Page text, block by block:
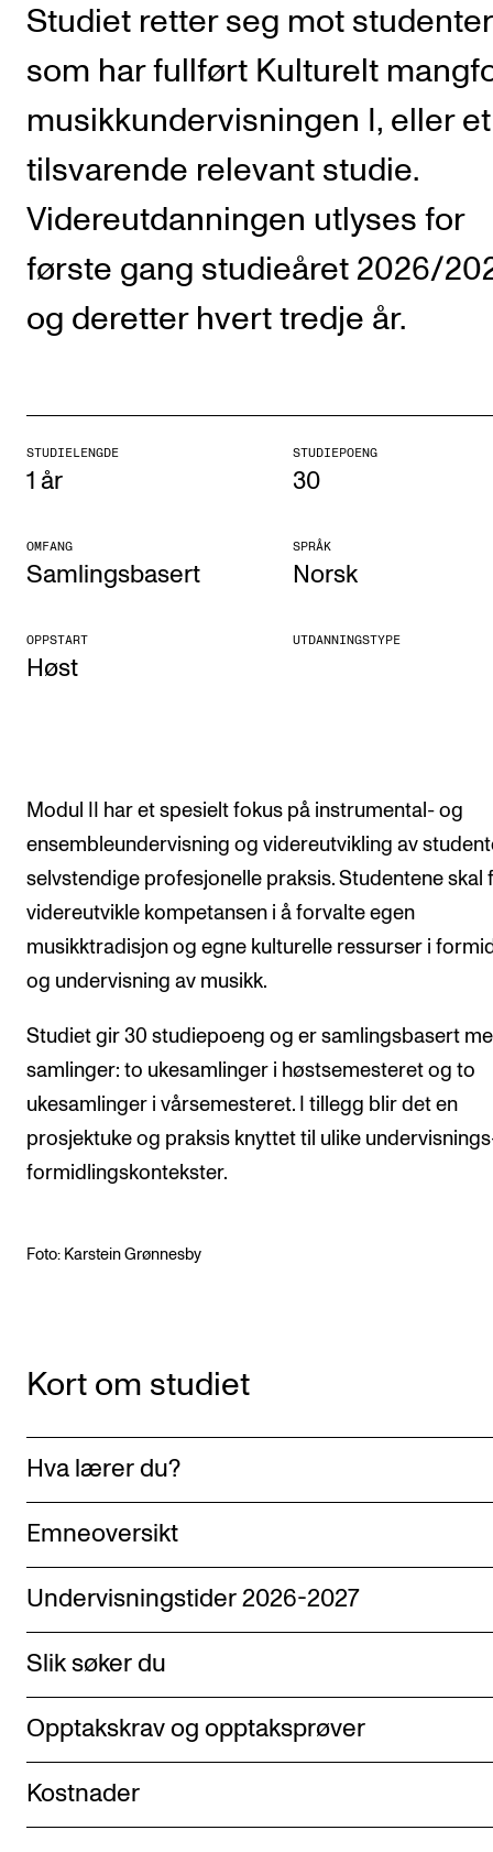
Publikasjoner
INTERNASJONALT
Utveksling
Internasjonal strategi
Samarbeidsprosjekter
Ledige stillinger
INFO
Kontakt oss
Finn ansatte
Studiet retter seg mot studenter
som har fullført Kulturelt
musikkundervisningen I, eller et
tilsvarende relevant studie.
Videreutdanningen utlyses for
første gang studieåret 2026/
og deretter hvert tredje år.
STUDIELENGDE
1 år
STUDIEPOENG
30
OMFANG
Samlingsbasert
SPRÅK
Norsk
OPPSTART
Høst
UTDANNINGSTYPE
Modul II har et spesielt fokus på instrumental- og
ensembleundervisning og videreutvikling av
selvstendige profesjonelle praksis. Studentene skal
videreutvikle kompetansen i å forvalte egen
musikktradisjon og egne kulturelle ressurser i
og undervisning av musikk.
Studiet gir 30 studiepoeng og er samlingsbasert
samlinger: to ukesamlinger i høstsemesteret og to
ukesamlinger i vårsemesteret. I tillegg blir det en
prosjektuke og praksis knyttet til ulike
formidlingskontekster.
Foto: Karstein Grønnesby
Kort om studiet
Hva lærer du?
Emneoversikt
Undervisningstider 2026-2027
Slik søker du
Opptakskrav og opptaksprøver
Kostnader